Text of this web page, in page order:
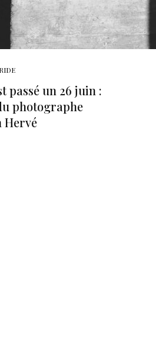
passé un 26 juin :
photographe
Hervé